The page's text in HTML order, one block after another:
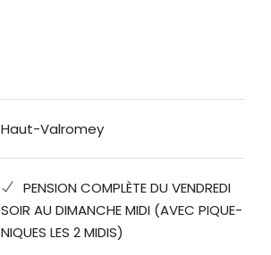
Haut-Valromey
PENSION COMPLÈTE DU VENDREDI
SOIR AU DIMANCHE MIDI (AVEC PIQUE-
NIQUES LES 2 MIDIS)